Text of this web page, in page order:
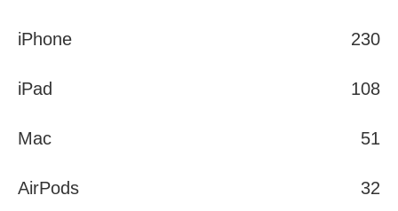
iPhone 230
iPad 108
Mac 51
AirPods 32